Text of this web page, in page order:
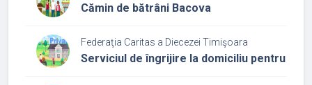
Cămin de bătrâni Bacova
Federaţia Caritas a Diecezei Timişoara
Serviciul de îngrijire la domiciliu pentru